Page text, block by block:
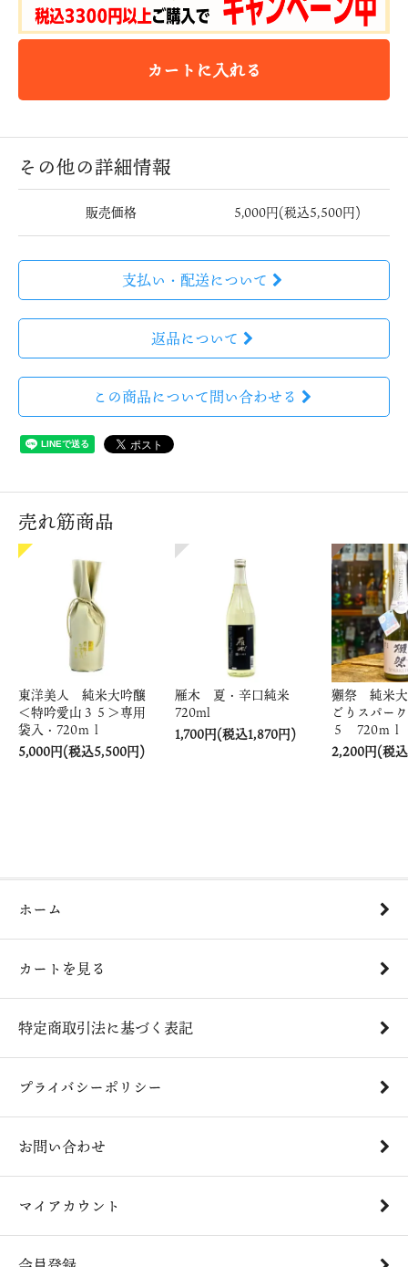
カートに入れる
その他の詳細情報
販売価格 5,000円(税込5,500円)
支払い・配送について
返品について
この商品について問い合わせる
売れ筋商品
東洋美人 純米大吟醸
＜特吟愛山３５＞専用
袋入・720ｍｌ
5,000円(税込5,500円)
雁木 夏・辛口純米
720ml
1,700円(税込1,870円)
獺祭 純米
ごりスパー
５ 720ｍｌ
2,200円(税
ホーム
カートを見る
特定商取引法に基づく表記
プライバシーポリシー
お問い合わせ
マイアカウント